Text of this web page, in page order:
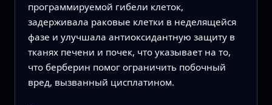
программируемой гибели клеток,
задерживала раковые клетки в неделящейся
фазе и улучшала антиоксидантную защиту в
тканях печени и почек, что указывает на то,
что берберин помог ограничить побочный
вред, вызванный цисплатином.